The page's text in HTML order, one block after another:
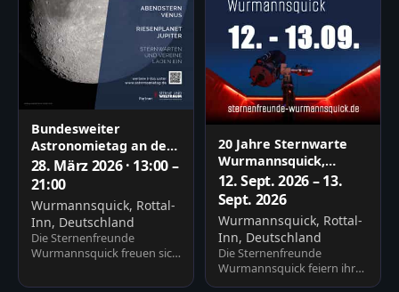
Bundesweiter
Astronomietag an der
Sternwarte
Wurmannsquick
28. März 2026 · 13:00 –
21:00
Wurmannsquick, Rottal-
Inn, Deutschland
Die Sternenfreunde
Wurmannsquick freuen sich
stellen euch den Verein, die
20 Jahre Sternwarte
Wurmannsquick,
Astronomie im Rottal
12. Sept. 2026 – 13.
Sept. 2026
Wurmannsquick, Rottal-
Inn, Deutschland
Die Sternenfreunde
Wurmannsquick feiern ihr
20-jähriges Jubiläum. Gute